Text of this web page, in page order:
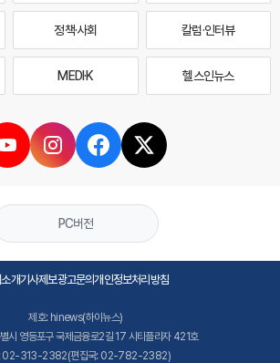
정책·사회 칼럼·인터뷰
MEDI·K 헬스인뉴스
PC버전
개기사제보광고문의개인정보처리방침
제호: hinews(하이뉴스)
시 영등포구 국제금융로2길 17 시티플라자 421호
: 02-313-2382(편집국: 02-782-2382)